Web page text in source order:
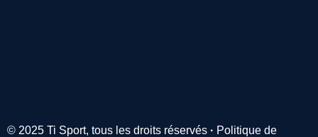
© 2025 Ti Sport, tous les droits réservés · Politique de